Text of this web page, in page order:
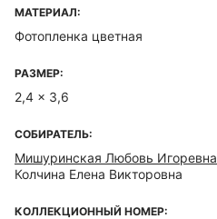
МАТЕРИАЛ:
Фотопленка цветная
РАЗМЕР:
2,4 x 3,6
СОБИРАТЕЛЬ:
Мишуринская Любовь Игоревна
Колчина Елена Викторовна
КОЛЛЕКЦИОННЫЙ НОМЕР: